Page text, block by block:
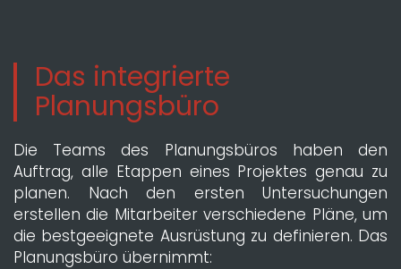
Das integrierte
Planungsbüro
Die Teams des Planungsbüros haben den
Auftrag, alle Etappen eines Projektes genau zu
planen. Nach den ersten Untersuchungen
erstellen die Mitarbeiter verschiedene Pläne, um
die bestgeeignete Ausrüstung zu definieren. Das
Planungsbüro übernimmt: